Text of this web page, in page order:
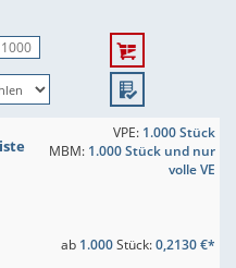
VPE: 1.000 Stück
MBM: 1.000 Stück und nur
volle VE
ab 1.000Stück:0,2130 €*